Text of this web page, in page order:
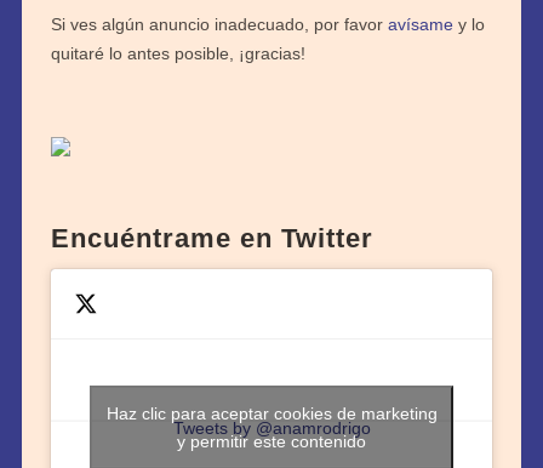
Si ves algún anuncio inadecuado, por favor avísamey lo
quitaré lo antes posible, ¡gracias!
Encuéntrame en Twitter
Tweets by @anamrodrigo
Haz clic para aceptar cookies de marketing
y permitir este contenido